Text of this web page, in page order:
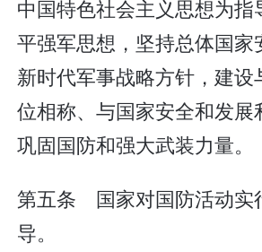
中国特色社会主义思想为指
平强军思想，坚持总体国家
新时代军事战略方针，建设
位相称、与国家安全和发展
巩固国防和强大武装力量。
第五条 国家对国防活动实
导。